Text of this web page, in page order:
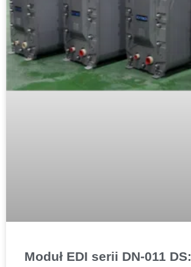
Moduł EDI serii DN-011 DS: